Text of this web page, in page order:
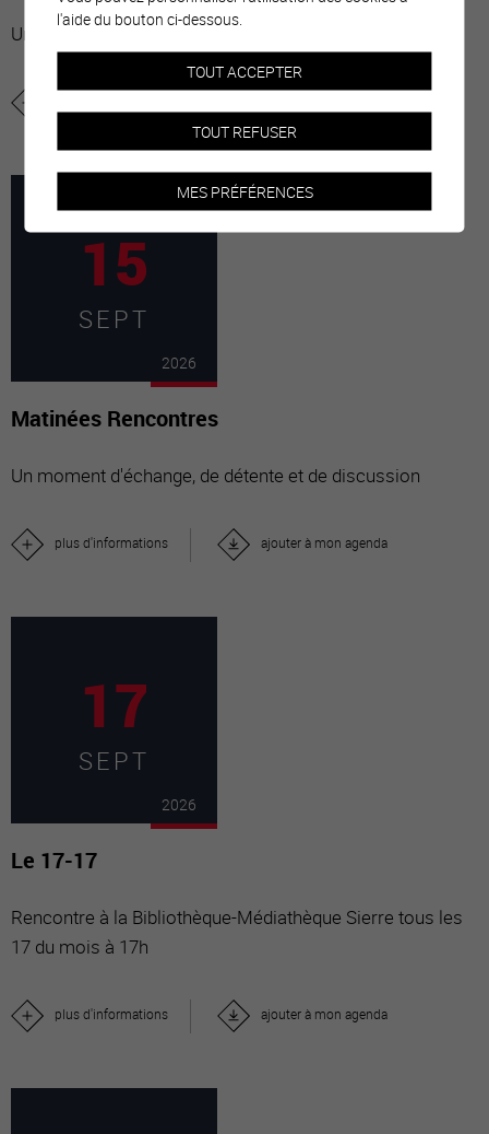
Un moment convivial pour converser
15
SEPT
2026
Matinées Rencontres
Un moment d'échange, de détente et de discussion
plus d'informations ajouter à mon agenda
17
SEPT
2026
Le 17-17
Rencontre à la Bibliothèque-Médiathèque Sierre tous les
17 du mois à 17h
plus d'informations ajouter à mon agenda
l'aide du bouton ci-dessous.
TOUT ACCEPTER
TOUT REFUSER
MES PRÉFÉRENCES